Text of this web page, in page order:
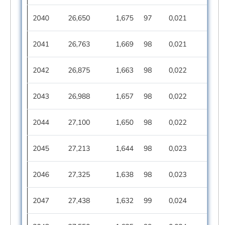
2040 26,650 1,675 97 0,021
2041 26,763 1,669 98 0,021
2042 26,875 1,663 98 0,022
2043 26,988 1,657 98 0,022
2044 27,100 1,650 98 0,022
2045 27,213 1,644 98 0,023
2046 27,325 1,638 98 0,023
2047 27,438 1,632 99 0,024